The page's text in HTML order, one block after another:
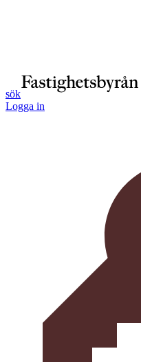
sök
Logga in